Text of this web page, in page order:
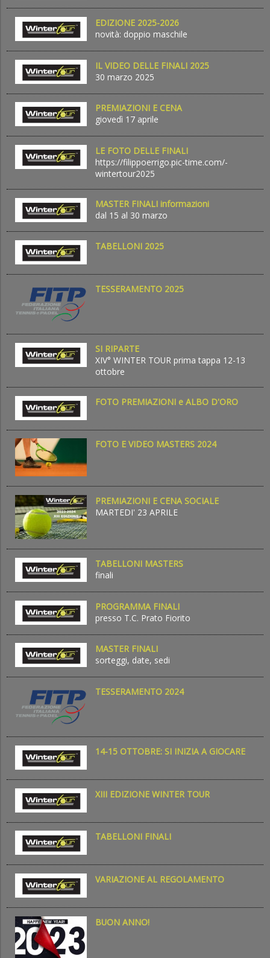
EDIZIONE 2025-2026
novità: doppio maschile
IL VIDEO DELLE FINALI 2025
30 marzo 2025
PREMIAZIONI E CENA
giovedì 17 aprile
LE FOTO DELLE FINALI
https://filippoerrigo.pic-time.com/-
wintertour2025
MASTER FINALI informazioni
dal 15 al 30 marzo
TABELLONI 2025
TESSERAMENTO 2025
SI RIPARTE
XIV° WINTER TOUR prima tappa 12-13
ottobre
FOTO PREMIAZIONI e ALBO D'ORO
FOTO E VIDEO MASTERS 2024
PREMIAZIONI E CENA SOCIALE
MARTEDI' 23 APRILE
TABELLONI MASTERS
finali
PROGRAMMA FINALI
presso T.C. Prato Fiorito
MASTER FINALI
sorteggi, date, sedi
TESSERAMENTO 2024
14-15 OTTOBRE: SI INIZIA A GIOCARE
XIII EDIZIONE WINTER TOUR
TABELLONI FINALI
VARIAZIONE AL REGOLAMENTO
BUON ANNO!